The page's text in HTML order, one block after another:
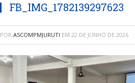
FB_IMG_1782139297623
POR ASCOMPMJURUTI EM 22 DE JUNHO DE 2026